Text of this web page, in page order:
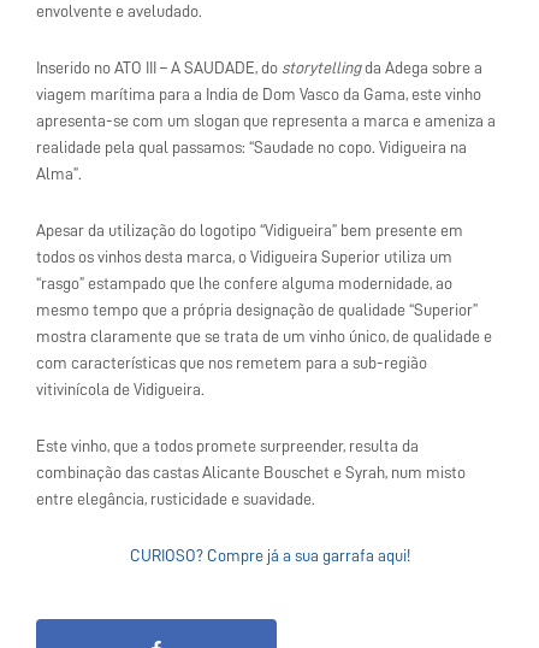
envolvente e aveludado.
Inserido no ATO III – A SAUDADE, do storytellingda Adega sobre a
viagem marítima para a India de Dom Vasco da Gama, este vinho
apresenta-se com um slogan que representa a marca e ameniza a
realidade pela qual passamos: “Saudade no copo. Vidigueira na
Alma”.
Apesar da utilização do logotipo “Vidigueira” bem presente em
todos os vinhos desta marca, o Vidigueira Superior utiliza um
“rasgo” estampado que lhe confere alguma modernidade, ao
mesmo tempo que a própria designação de qualidade “Superior”
mostra claramente que se trata de um vinho único, de qualidade e
com características que nos remetem para a sub-região
vitivinícola de Vidigueira.
Este vinho, que a todos promete surpreender, resulta da
combinação das castas Alicante Bouschet e Syrah, num misto
entre elegância, rusticidade e suavidade.
CURIOSO? Compre já a sua garrafa aqui!